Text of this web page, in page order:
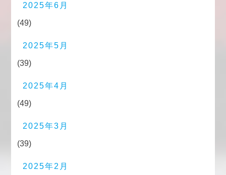
2025年6月
(49)
2025年5月
(39)
2025年4月
(49)
2025年3月
(39)
2025年2月